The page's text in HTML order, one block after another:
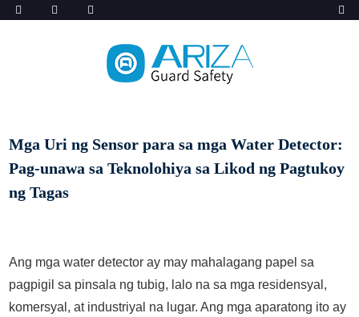
Mga Uri ng Sensor para sa mga Water Detector:
Pag-unawa sa Teknolohiya sa Likod ng Pagtukoy
ng Tagas
Ang mga water detector ay may mahalagang papel sa
pagpigil sa pinsala ng tubig, lalo na sa mga residensyal,
komersyal, at industriyal na lugar. Ang mga aparatong ito ay